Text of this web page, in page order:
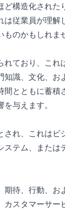
ど構造化された
は従業員が理解
のかもしれま
ており、これ
知識、文化、お
間とともに蓄積
与えます。
され、これはビ
ステム、または
期待、行動、お
カスタマーサー